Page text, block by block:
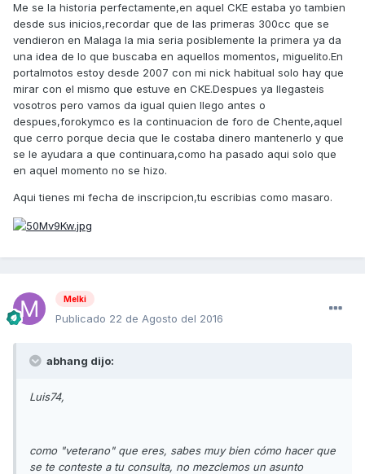
Me se la historia perfectamente,en aquel CKE estaba yo tambien
desde sus inicios,recordar que de las primeras 300cc que se
vendieron en Malaga la mia seria posiblemente la primera ya da
una idea de lo que buscaba en aquellos momentos, miguelito.En
portalmotos estoy desde 2007 con mi nick habitual solo hay que
mirar con el mismo que estuve en CKE.Despues ya llegasteis
vosotros pero vamos da igual quien llego antes o
despues,forokymco es la continuacion de foro de Chente,aquel
que cerro porque decia que le costaba dinero mantenerlo y que
se le ayudara a que continuara,como ha pasado aqui solo que
en aquel momento no se hizo.
Aqui tienes mi fecha de inscripcion,tu escribias como masaro.
Melki
Publicado 22 de Agosto del 2016
abhang dijo:
Luis74,
como "veterano" que eres, sabes muy bien cómo hacer que
se te conteste a tu consulta, no mezclemos un asunto